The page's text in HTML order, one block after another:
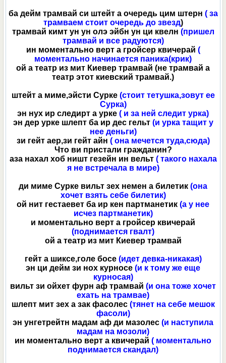
ба дейм трамвай си штейт а очередь цим штерн ( за
трамваем стоит очередь до звезд)
трамвай кимт ун ун олэ эйбн ун ци квелн (пришел
трамвай и все радуются)
ин моментально верт а гройсер квичерай (
моментально начинается паника(крик)
ой а театр из мит Киевер трамвай (не трамвай а
театр этот киевский трамвай.)
штейт а миме,эйсти Сурке (стоит тетушка,зовут ее
Сурка)
эн нух ир следирт а урке ( и за ней следит урка)
эн дер урке шлепт ба ир дес гельт (и урка тащит у
нее деньги)
зи гейт аер,зи гейт айн ( она мечется туда,сюда)
Что ви пристали гражданин?
аза нахал хоб ништ гезейн ин вельт ( такого нахала
я не встречала в мире)
ди миме Сурке вильт зех немен а билетик (она
хочет взять себе билетик)
ой нит гестаевет ба ир кен партманетик (а у нее
исчез партманетик)
и моментально верт а гройсер квичерай
(поднимается гвалт)
ой а театр из мит Киевер трамвай
гейт а шиксе,голе босе (идет девка-никакая)
эн ци дейм зи нох курносе (и к тому же еще
курносая)
вильт зи ойхет фурн аф трамвай (и она тоже хочет
ехать на трамвае)
шлепт мит зех а зак фасолес (тянет на себе мешок
фасоли)
эн унгетрейтн мадам аф ди мазолес (и наступила
мадам на мозоли)
ин моментально верт а квичерай ( моментально
поднимается скандал)